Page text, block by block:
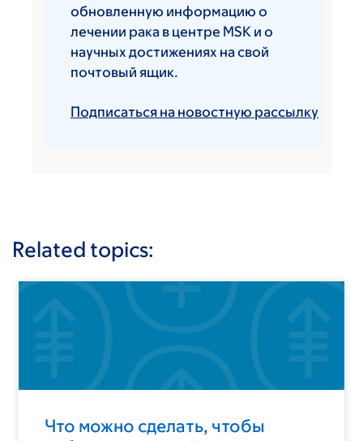
обновленную информацию о
лечении рака в центре MSK и о
научных достижениях на свой
почтовый ящик.
Подписаться на новостную рассылку
Related topics:
Что можно сделать, чтобы